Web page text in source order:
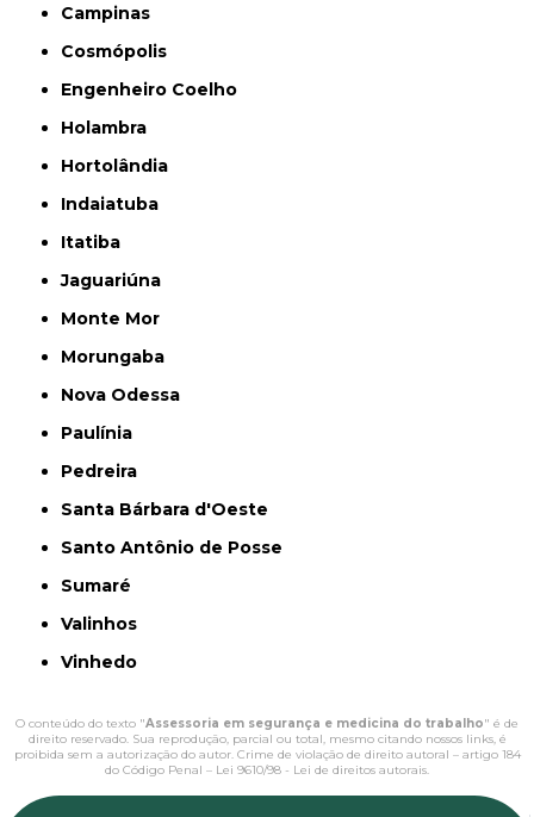
Campinas
Cosmópolis
Engenheiro Coelho
Holambra
Hortolândia
Indaiatuba
Itatiba
Jaguariúna
Monte Mor
Morungaba
Nova Odessa
Paulínia
Pedreira
Santa Bárbara d'Oeste
Santo Antônio de Posse
Sumaré
Valinhos
Vinhedo
O conteúdo do texto "Assessoria em segurança e medicina do trabalho" é de
direito reservado. Sua reprodução, parcial ou total, mesmo citando nossos links, é
proibida sem a autorização do autor. Crime de violação de direito autoral – artigo 184
do Código Penal – Lei 9610/98 - Lei de direitos autorais.